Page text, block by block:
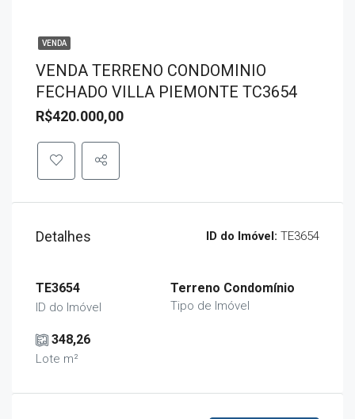
VENDA
VENDA TERRENO CONDOMINIO
FECHADO VILLA PIEMONTE TC3654
R$420.000,00
Detalhes ID do Imóvel: TE3654
TE3654
ID do Imóvel
Terreno Condomínio
Tipo de Imóvel
348,26
Lote m²